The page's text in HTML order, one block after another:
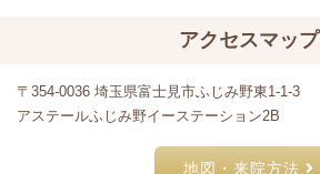
アクセスマップ
〒354-0036 埼玉県富士見市ふじみ野東1-1-3
アステールふじみ野イーステーション2B
地図・来院方法